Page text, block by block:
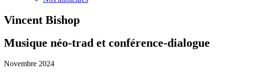
Vincent Bishop
Musique néo-trad et conférence-dialogue
Novembre 2024